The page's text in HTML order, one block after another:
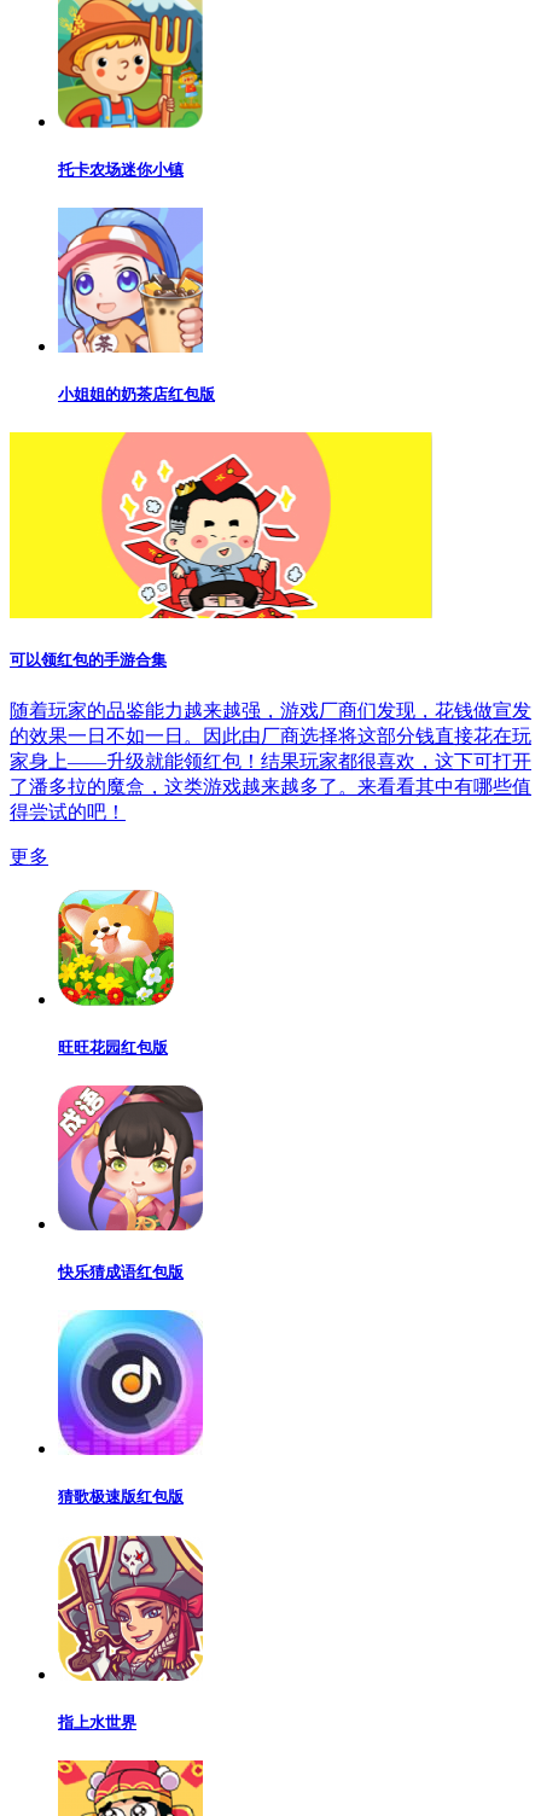
托卡农场迷你小镇
小姐姐的奶茶店红包版
可以领红包的手游合集
随着玩家的品鉴能力越来越强，游戏厂商们发现，花钱做宣发
的效果一日不如一日。因此由厂商选择将这部分钱直接花在玩
家身上——升级就能领红包！结果玩家都很喜欢，这下可打开
了潘多拉的魔盒，这类游戏越来越多了。来看看其中有哪些值
得尝试的吧！
更多
旺旺花园红包版
快乐猜成语红包版
猜歌极速版红包版
指上水世界